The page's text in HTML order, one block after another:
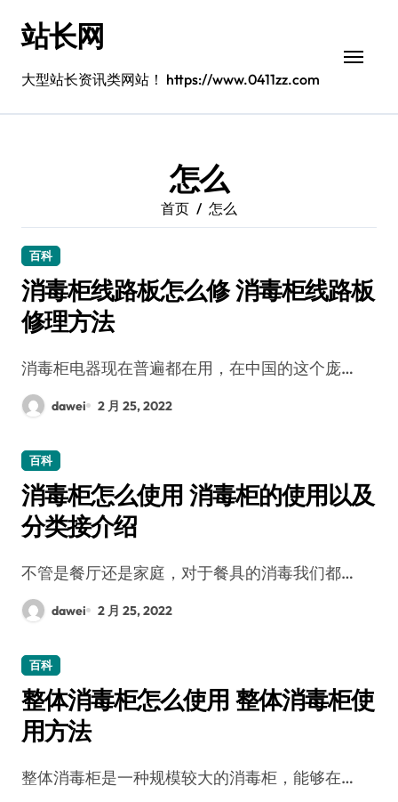
站长网
大型站长资讯类网站！ https://www.0411zz.com
怎么
首页 怎么
百科
消毒柜线路板怎么修 消毒柜线路板
修理方法
消毒柜电器现在普遍都在用，在中国的这个庞…
dawei 2 月 25, 2022
百科
消毒柜怎么使用 消毒柜的使用以及
分类接介绍
不管是餐厅还是家庭，对于餐具的消毒我们都…
dawei 2 月 25, 2022
百科
整体消毒柜怎么使用 整体消毒柜使
用方法
整体消毒柜是一种规模较大的消毒柜，能够在…